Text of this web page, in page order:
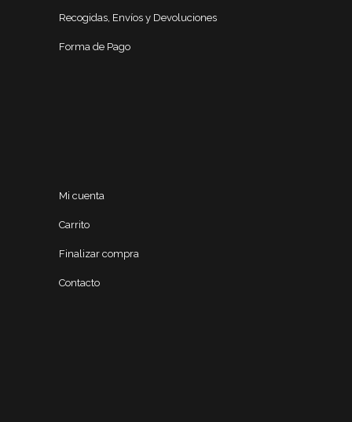
Recogidas, Envíos y Devoluciones
Forma de Pago
Mi cuenta
Carrito
Finalizar compra
Contacto